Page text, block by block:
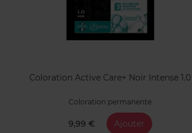
Coloration Active Care+ Noir Intense 1.0
Coloration permanente
9,99 € Ajouter